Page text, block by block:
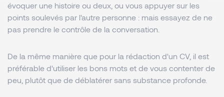
évoquer une histoire ou deux, ou vous appuyer sur les
points soulevés par l'autre personne : mais essayez de ne
pas prendre le contrôle de la conversation.
De la même manière que pour la rédaction d'un CV, il est
préférable d'utiliser les bons mots et de vous contenter de
peu, plutôt que de déblatérer sans substance profonde.